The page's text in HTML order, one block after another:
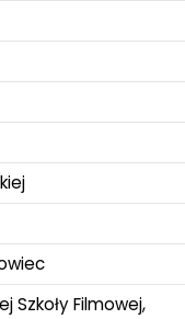
Szkoły Filmowej,